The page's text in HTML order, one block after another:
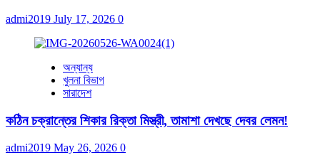
admi2019 July 17, 2026 0
অন্যান্য
খুলনা বিভাগ
সারাদেশ
কঠিন চক্রান্তের শিকার রিক্তা মিস্ত্রী, তামাশা দেখছে দেবর লেমন!
admi2019 May 26, 2026 0